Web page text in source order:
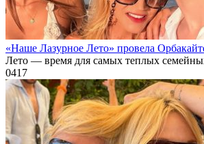
«Наше Лазурное Лето» провела
Лето — время для самых теплых
0417